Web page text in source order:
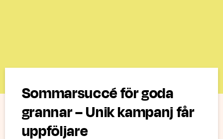
Sommarsuccé för goda
grannar – Unik kampanj får
uppföljare